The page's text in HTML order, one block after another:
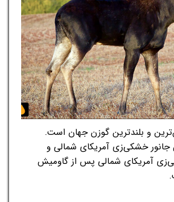
و بلندترین گوزن جهان است.
خشکی‌زی آمریکای شمالی و
آمریکای شمالی پس از گاومیش